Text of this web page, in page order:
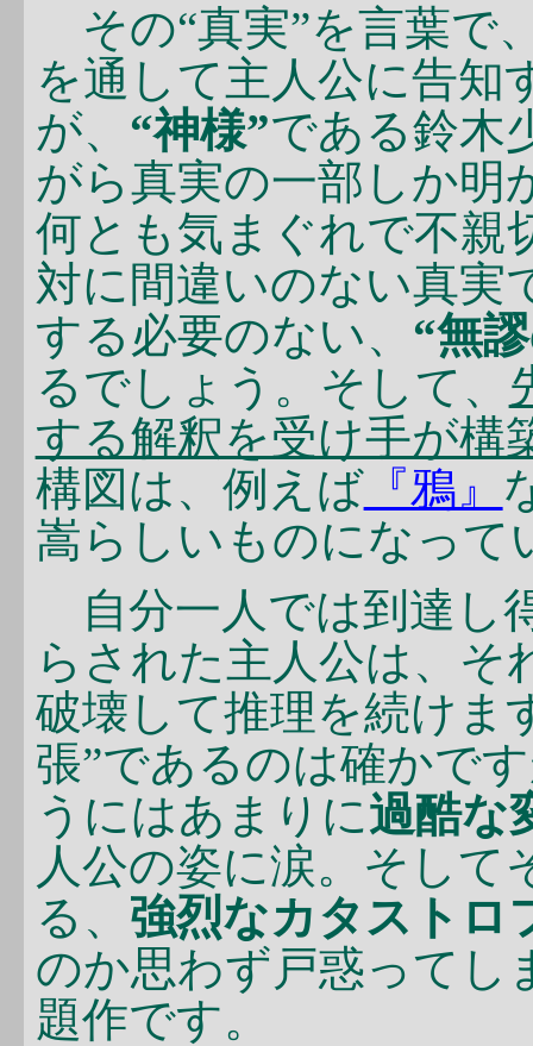
その“真実”を言葉で
を通して主人公に告知
が、 “神様”である鈴木
がら真実の一部しか明
何とも気まぐれで不親
対に間違いのない真実
する必要のない、 “無
るでしょう。そして、
する解釈を受け手が構
構図は、例えば『鴉』
嵩らしいものになって
自分一人では到達し
らされた主人公は、そ
破壊して推理を続けま
張”であるのは確かで
うにはあまりに過酷な
人公の姿に涙。そして
る、 強烈なカタストロ
のか思わず戸惑ってし
題作です。